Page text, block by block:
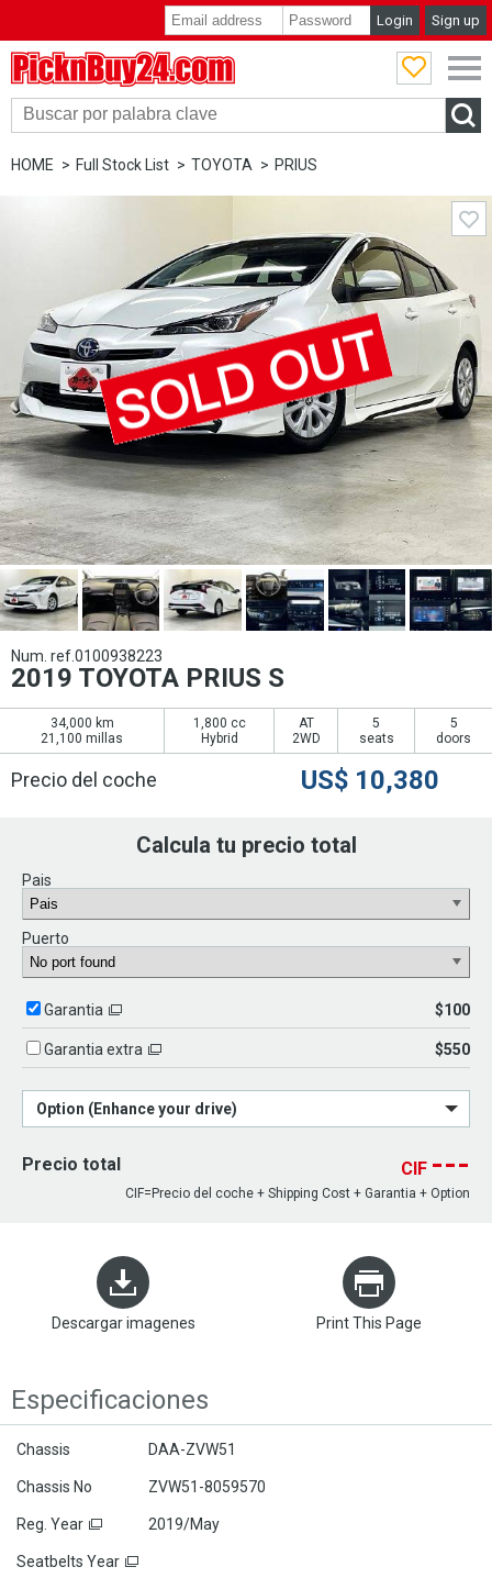
Login Sign up
HOME Full Stock List TOYOTA PRIUS
Num. ref.0100938223
2019 TOYOTA PRIUS S
34,000 km
21,100 millas
1,800 cc
Hybrid
AT
2WD
5
seats
5
doors
Precio del coche US$ 10,380
Calcula tu precio total
Pais
Puerto
Garantia $100
Garantia extra $550
Option (Enhance your drive)
Precio total CIF ---
CIF=Precio del coche + Shipping Cost + Garantia + Option
Descargar imagenes Print This Page
Especificaciones
Chassis DAA-ZVW51
Chassis No ZVW51-8059570
Reg. Year 2019/May
Seatbelts Year